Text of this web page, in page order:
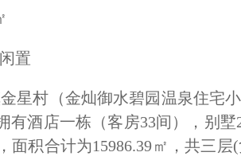
置
星村（金灿御水碧园温泉住宅
酒店一栋（客房33间），别
面积合计为15986.39㎡，共三